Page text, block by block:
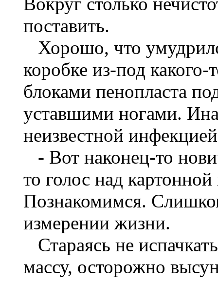
поставить.
Хорошо, что
коробке из-под какого-
блоками пенопласта
уставшими ногами.
неизвестной
- Вот наконец-то
то голос над
Познакомимся.
измерении жизни.
Стараясь не
массу, осторожно